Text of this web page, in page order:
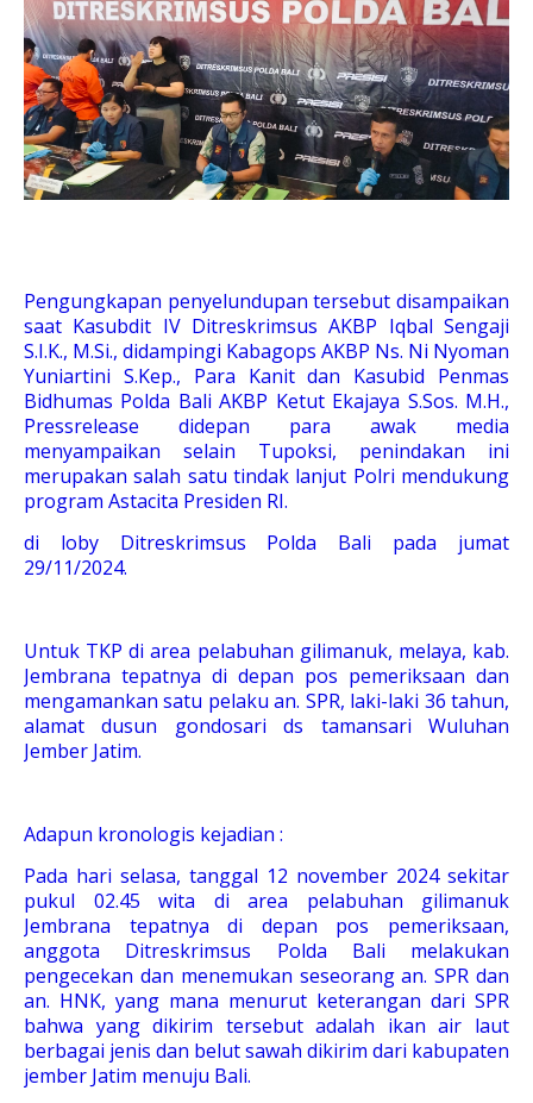
Pengungkapan penyelundupan tersebut disampaikan
saat Kasubdit IV Ditreskrimsus AKBP Iqbal Sengaji
S.I.K., M.Si., didampingi Kabagops AKBP Ns. Ni Nyoman
Yuniartini S.Kep., Para Kanit dan Kasubid Penmas
Bidhumas Polda Bali AKBP Ketut Ekajaya S.Sos. M.H.,
Pressrelease didepan para awak media
menyampaikan selain Tupoksi, penindakan ini
merupakan salah satu tindak lanjut Polri mendukung
program Astacita Presiden RI.
di loby Ditreskrimsus Polda Bali pada jumat
29/11/2024.
Untuk TKP di area pelabuhan gilimanuk, melaya, kab.
Jembrana tepatnya di depan pos pemeriksaan dan
mengamankan satu pelaku an. SPR, laki-laki 36 tahun,
alamat dusun gondosari ds tamansari Wuluhan
Jember Jatim.
Adapun kronologis kejadian :
Pada hari selasa, tanggal 12 november 2024 sekitar
pukul 02.45 wita di area pelabuhan gilimanuk
Jembrana tepatnya di depan pos pemeriksaan,
anggota Ditreskrimsus Polda Bali melakukan
pengecekan dan menemukan seseorang an. SPR dan
an. HNK, yang mana menurut keterangan dari SPR
bahwa yang dikirim tersebut adalah ikan air laut
berbagai jenis dan belut sawah dikirim dari kabupaten
jember Jatim menuju Bali.